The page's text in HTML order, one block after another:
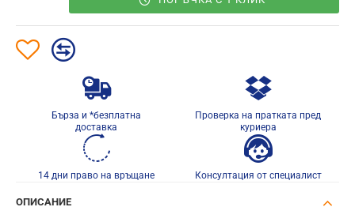
Бърза и *безплатна
доставка
Проверка на пратката пред
куриера
14 дни право на връщане Консултация от специалист
ОПИСАНИЕ